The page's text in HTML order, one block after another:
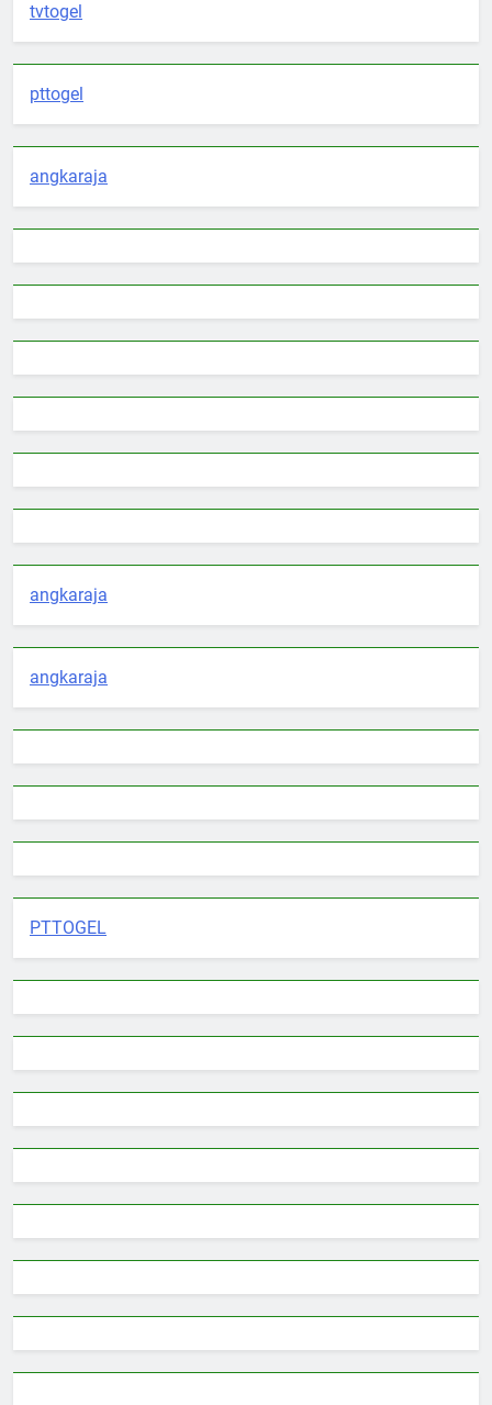
tvtogel
pttogel
angkaraja
angkaraja
angkaraja
PTTOGEL